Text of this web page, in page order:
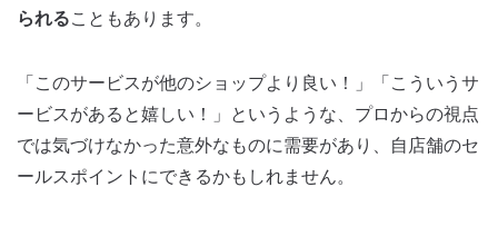
られることもあります。
「このサービスが他のショップより良い！」「こういうサ
ービスがあると嬉しい！」というような、プロからの視点
では気づけなかった意外なものに需要があり、自店舗のセ
ールスポイントにできるかもしれません。